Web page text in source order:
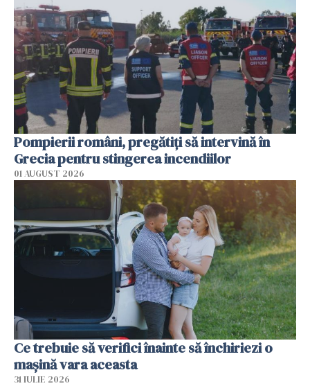
Pompierii români, pregătiţi să intervină în
Grecia pentru stingerea incendiilor
01 AUGUST 2026
Ce trebuie să verifici înainte să închiriezi o
mașină vara aceasta
31 IULIE 2026